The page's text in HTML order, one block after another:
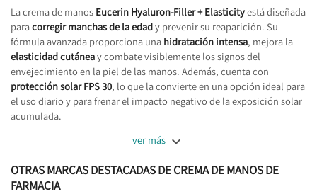
La crema de manos Eucerin Hyaluron-Filler + Elasticityestá diseñada
paracorregir manchas de la edady prevenir su reaparición. Su
fórmula avanzada proporciona una hidratación intensa, mejora la
elasticidad cutáneay combate visiblemente los signos del
envejecimiento en la piel de las manos. Además, cuenta con
protección solar FPS 30, lo que la convierte en una opción ideal para
el uso diario y para frenar el impacto negativo de la exposición solar
acumulada.
ver más 
OTRAS MARCAS DESTACADAS DE CREMA DE MANOS DE
FARMACIA